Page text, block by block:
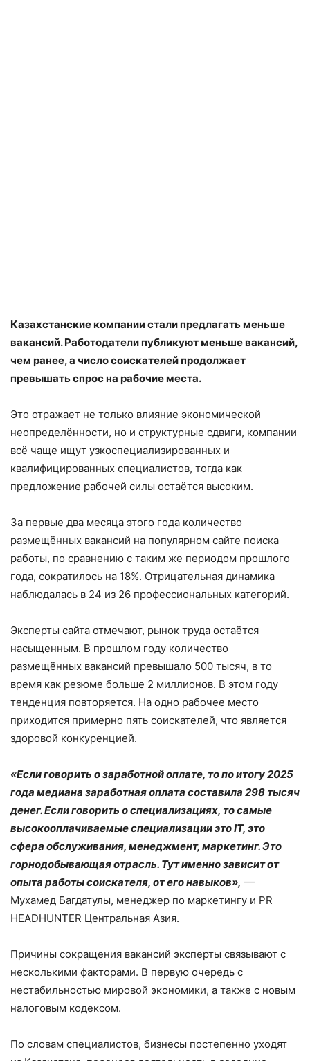
Казахстанские компании стали предлагать меньше
вакансий. Работодатели публикуют меньше вакансий,
чем ранее, а число соискателей продолжает
превышать спрос на рабочие места.
Это отражает не только влияние экономической
неопределённости, но и структурные сдвиги, компании
всё чаще ищут узкоспециализированных и
квалифицированных специалистов, тогда как
предложение рабочей силы остаётся высоким.
За первые два месяца этого года количество
размещённых вакансий на популярном сайте поиска
работы, по сравнению с таким же периодом прошлого
года, сократилось на 18%. Отрицательная динамика
наблюдалась в 24 из 26 профессиональных категорий.
Эксперты сайта отмечают, рынок труда остаётся
насыщенным. В прошлом году количество
размещённых вакансий превышало 500 тысяч, в то
время как резюме больше 2 миллионов. В этом году
тенденция повторяется. На одно рабочее место
приходится примерно пять соискателей, что является
здоровой конкуренцией.
«Если говорить о заработной оплате, то по итогу 2025
года медиана заработная оплата составила 298 тысяч
денег. Если говорить о специализациях, то самые
высокооплачиваемые специализации это IT, это
сфера обслуживания, менеджмент, маркетинг. Это
горнодобывающая отрасль. Тут именно зависит от
опыта работы соискателя, от его навыков», —
Мухамед Багдатулы, менеджер по маркетингу и PR
HEADHUNTER Центральная Азия.
Причины сокращения вакансий эксперты связывают с
несколькими факторами. В первую очередь с
нестабильностью мировой экономики, а также с новым
налоговым кодексом.
По словам специалистов, бизнесы постепенно уходят